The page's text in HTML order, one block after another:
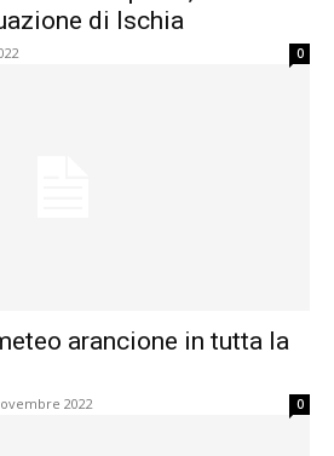
di Ischia
0
arancione in tutta la
2022 0